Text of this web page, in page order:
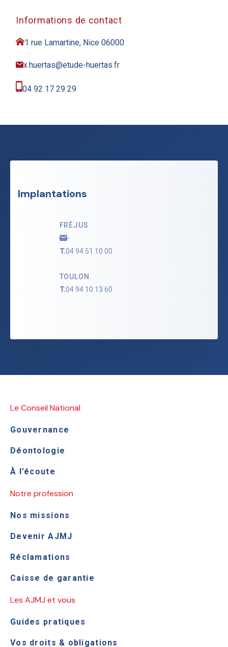
Informations de contact
1 rue Lamartine, Nice 06000
x.huertas@etude-huertas.fr
04 92 17 29 29
Implantations
FRÉJUS
-
T.04 94 51 10 00
TOULON
T.04 94 10 13 60
Le Conseil National
Gouvernance
Déontologie
À l’écoute
Notre profession
Nos missions
Devenir AJMJ
Réclamations
Caisse de garantie
Les AJMJ et vous
Guides pratiques
Vos droits & obligations